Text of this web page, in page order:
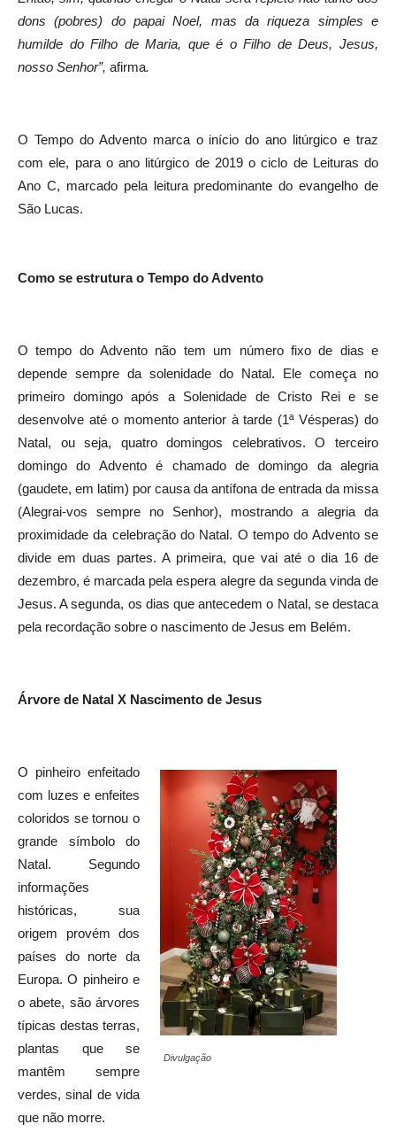
dons (pobres) do papai Noel, mas da riqueza simples e
humilde do Filho de Maria, que é o Filho de Deus, Jesus,
nosso Senhor”, afirma.
O Tempo do Advento marca o início do ano litúrgico e traz
com ele, para o ano litúrgico de 2019 o ciclo de Leituras do
Ano C, marcado pela leitura predominante do evangelho de
São Lucas.
Como se estrutura o Tempo do Advento
O tempo do Advento não tem um número fixo de dias e
depende sempre da solenidade do Natal. Ele começa no
primeiro domingo após a Solenidade de Cristo Rei e se
desenvolve até o momento anterior à tarde (1ª Vésperas) do
Natal, ou seja, quatro domingos celebrativos. O terceiro
domingo do Advento é chamado de domingo da alegria
(gaudete, em latim) por causa da antífona de entrada da missa
(Alegrai-vos sempre no Senhor), mostrando a alegria da
proximidade da celebração do Natal. O tempo do Advento se
divide em duas partes. A primeira, que vai até o dia 16 de
dezembro, é marcada pela espera alegre da segunda vinda de
Jesus. A segunda, os dias que antecedem o Natal, se destaca
pela recordação sobre o nascimento de Jesus em Belém.
Árvore de Natal X Nascimento de Jesus
Divulgação
O pinheiro enfeitado
com luzes e enfeites
coloridos se tornou o
grande símbolo do
Natal. Segundo
informações
históricas, sua
origem provém dos
países do norte da
Europa. O pinheiro e
o abete, são árvores
típicas destas terras,
plantas que se
mantêm sempre
verdes, sinal de vida
que não morre.